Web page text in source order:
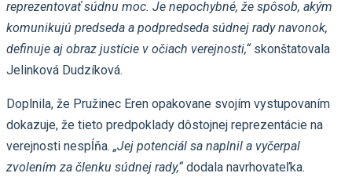
reprezentovať súdnu moc. Je nepochybné, že spôsob, akým
komunikujú predseda a podpredseda súdnej rady navonok,
definuje aj obraz justície v očiach verejnosti,“skonštatovala
Jelinková Dudzíková.
Doplnila, že Pružinec Eren opakovane svojím vystupovaním
dokazuje, že tieto predpoklady dôstojnej reprezentácie na
verejnosti nespĺňa. „Jej potenciál sa naplnil a vyčerpal
zvolením za členku súdnej rady,“dodala navrhovateľka.